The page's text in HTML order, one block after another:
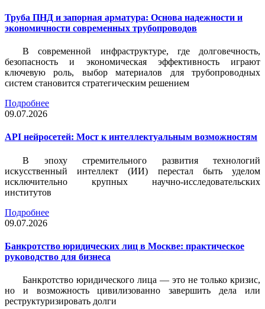
Труба ПНД и запорная арматура: Основа надежности и
экономичности современных трубопроводов
В современной инфраструктуре, где долговечность,
безопасность и экономическая эффективность играют
ключевую роль, выбор материалов для трубопроводных
систем становится стратегическим решением
Подробнее
09.07.2026
API нейросетей: Мост к интеллектуальным возможностям
В эпоху стремительного развития технологий
искусственный интеллект (ИИ) перестал быть уделом
исключительно крупных научно-исследовательских
институтов
Подробнее
09.07.2026
Банкротство юридических лиц в Москве: практическое
руководство для бизнеса
Банкротство юридического лица — это не только кризис,
но и возможность цивилизованно завершить дела или
реструктуризировать долги